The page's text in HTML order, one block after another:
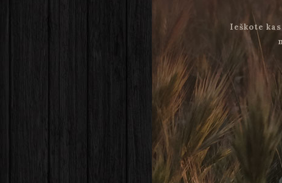
Ieškote